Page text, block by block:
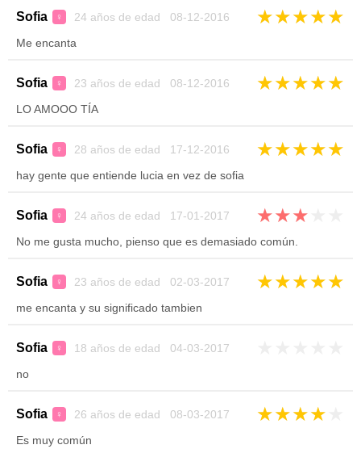
Sofia ♀ 24 años de edad 08-12-2016 ★★★★★
Me encanta
Sofia ♀ 23 años de edad 08-12-2016 ★★★★★
LO AMOOO TÍA
Sofia ♀ 28 años de edad 17-12-2016 ★★★★★
hay gente que entiende lucia en vez de sofia
Sofia ♀ 24 años de edad 17-01-2017 ★★★
No me gusta mucho, pienso que es demasiado común.
Sofia ♀ 23 años de edad 02-03-2017 ★★★★★
me encanta y su significado tambien
Sofia ♀ 18 años de edad 04-03-2017
no
Sofia ♀ 26 años de edad 08-03-2017 ★★★★
Es muy común